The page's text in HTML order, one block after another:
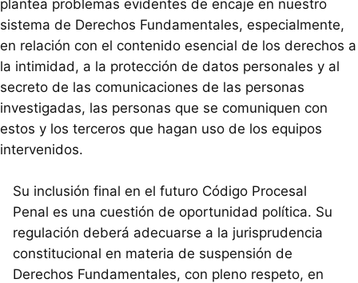
plantea problemas evidentes de encaje en nuestro
sistema de Derechos Fundamentales, especialmente,
en relación con el contenido esencial de los derechos a
la intimidad, a la protección de datos personales y al
secreto de las comunicaciones de las personas
investigadas, las personas que se comuniquen con
estos y los terceros que hagan uso de los equipos
intervenidos.
Su inclusión final en el futuro Código Procesal
Penal es una cuestión de oportunidad política. Su
regulación deberá adecuarse a la jurisprudencia
constitucional en materia de suspensión de
Derechos Fundamentales, con pleno respeto, en